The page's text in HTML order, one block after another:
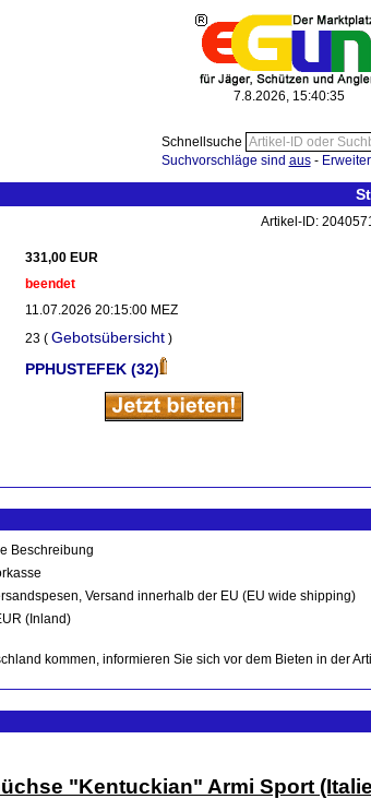
7.8.2026, 15:40:36
Schnellsuche
Suchvorschläge sind aus-
Artikel-ID:
331,00 EUR
beendet
11.07.2026 20:15:00 MEZ
23 ( Gebotsübersicht )
PPHUSTEFEK (32)
Beschreibung
Versand innerhalb der EU (EU wide shipping)
(Inland)
kommen, informieren Sie sich vor dem Bieten in der
"Kentuckian" Armi Sport